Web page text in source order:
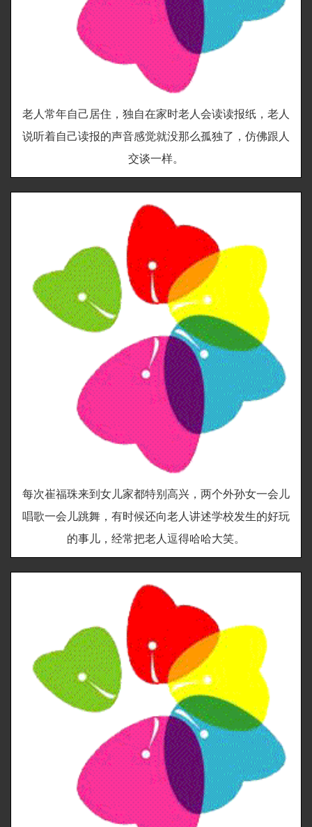
老人常年自己居住，独自在家时老人会读读报纸，老人
说听着自己读报的声音感觉就没那么孤独了，仿佛跟人
交谈一样。
每次崔福珠来到女儿家都特别高兴，两个外孙女一会儿
唱歌一会儿跳舞，有时候还向老人讲述学校发生的好玩
的事儿，经常把老人逗得哈哈大笑。